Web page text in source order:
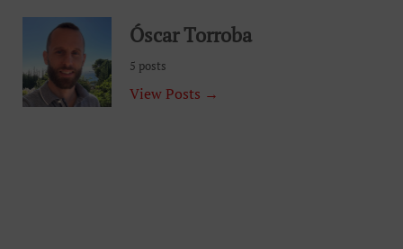
Óscar Torroba
5 posts
View Posts →